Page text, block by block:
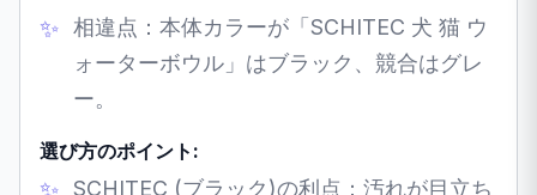
相違点：本体カラーが「SCHITEC 犬 猫 ウ
ォーターボウル」はブラック、競合はグレ
ー。
選び方のポイント:
SCHITEC (ブラック)の利点：汚れが目立ち